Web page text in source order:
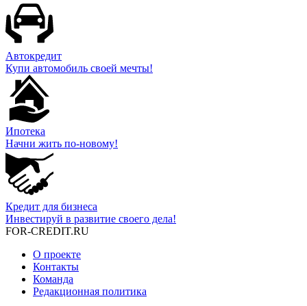
Автокредит
Купи автомобиль своей мечты!
Ипотека
Начни жить по-новому!
Кредит для бизнеса
Инвестируй в развитие своего дела!
FOR-CREDIT.RU
О проекте
Контакты
Команда
Редакционная политика